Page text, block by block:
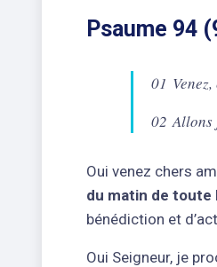
Psaume 94
01
02 Allons
Oui venez chers
du matin de toute
bénédiction et
Oui Seigneur, je